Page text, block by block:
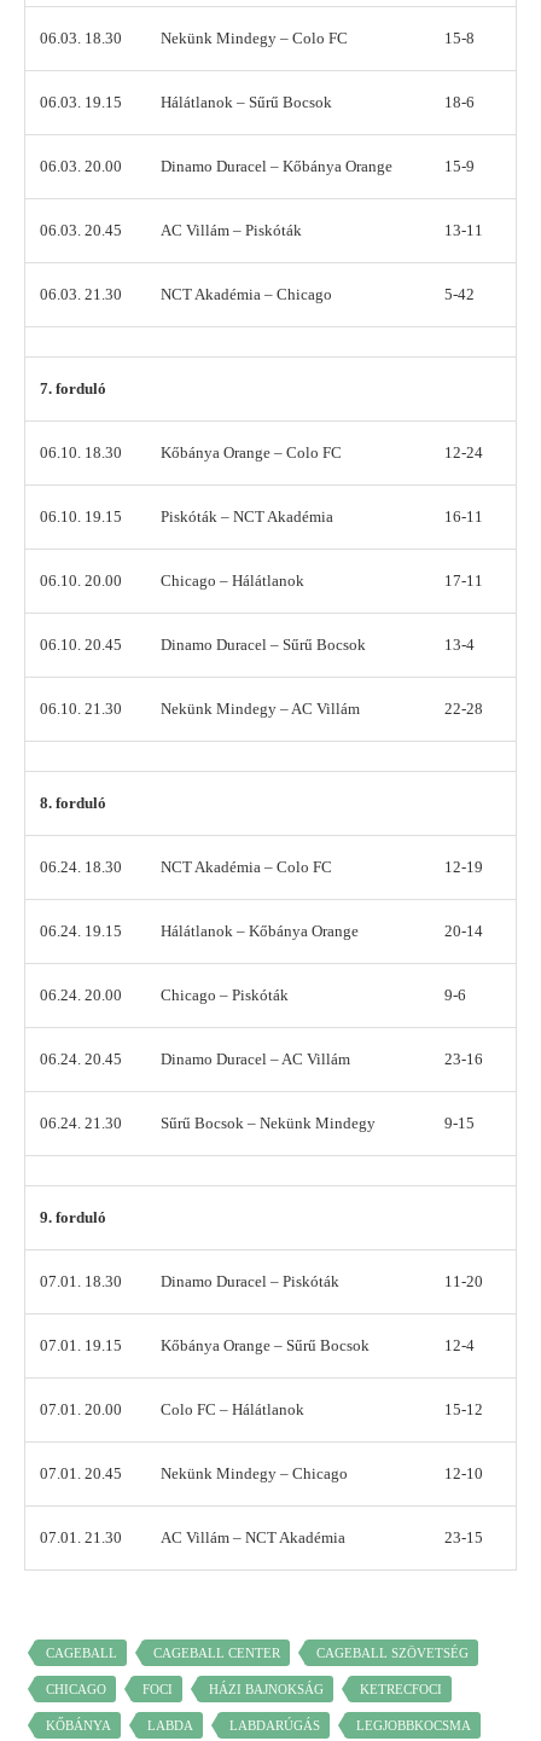
06.03. 18.30 Nekünk Mindegy – Colo FC 15-8
06.03. 19.15 Hálátlanok – Sűrű Bocsok 18-6
06.03. 20.00 Dinamo Duracel – Kőbánya Orange 15-9
06.03. 20.45 AC Villám – Piskóták 13-11
06.03. 21.30 NCT Akadémia – Chicago 5-42
7. forduló
06.10. 18.30 Kőbánya Orange – Colo FC 12-24
06.10. 19.15 Piskóták – NCT Akadémia 16-11
06.10. 20.00 Chicago – Hálátlanok 17-11
06.10. 20.45 Dinamo Duracel – Sűrű Bocsok 13-4
06.10. 21.30 Nekünk Mindegy – AC Villám 22-28
8. forduló
06.24. 18.30 NCT Akadémia – Colo FC 12-19
06.24. 19.15 Hálátlanok – Kőbánya Orange 20-14
06.24. 20.00 Chicago – Piskóták 9-6
06.24. 20.45 Dinamo Duracel – AC Villám 23-16
06.24. 21.30 Sűrű Bocsok – Nekünk Mindegy 9-15
9. forduló
07.01. 18.30 Dinamo Duracel – Piskóták 11-20
07.01. 19.15 Kőbánya Orange – Sűrű Bocsok 12-4
07.01. 20.00 Colo FC – Hálátlanok 15-12
07.01. 20.45 Nekünk Mindegy – Chicago 12-10
07.01. 21.30 AC Villám – NCT Akadémia 23-15
CAGEBALL CAGEBALL CENTER CAGEBALL SZÖVETSÉG
CHICAGO FOCI HÁZI BAJNOKSÁG KETRECFOCI
KŐBÁNYA LABDA LABDARÚGÁS LEGJOBBKOCSMA